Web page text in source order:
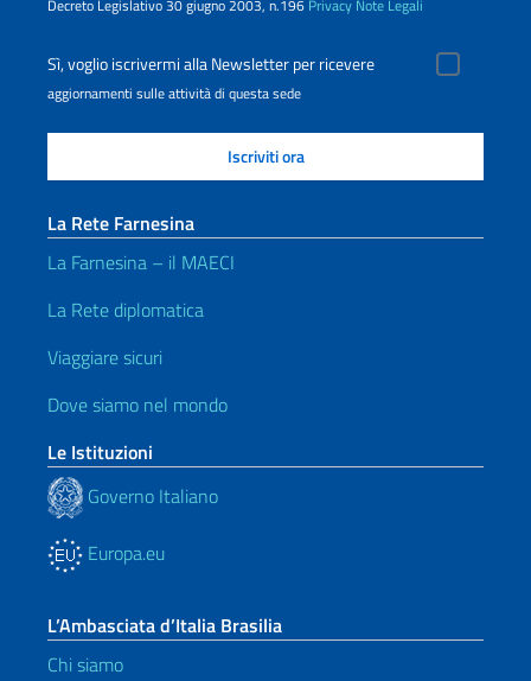
Decreto Legislativo 30 giugno 2003, n.196 Privacy Note Legali
Sì, voglio iscrivermi alla Newsletter per ricevere
aggiornamenti sulle attività di questa sede
La Rete Farnesina
La Farnesina – il MAECI
La Rete diplomatica
Viaggiare sicuri
Dove siamo nel mondo
Le Istituzioni
Governo Italiano
Europa.eu
L’Ambasciata d’Italia Brasilia
Chi siamo